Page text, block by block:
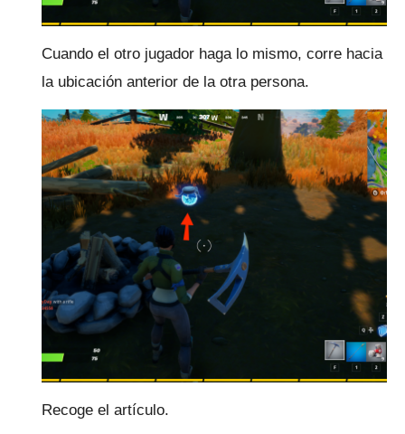
Cuando el otro jugador haga lo mismo, corre hacia
la ubicación anterior de la otra persona.
Recoge el artículo.